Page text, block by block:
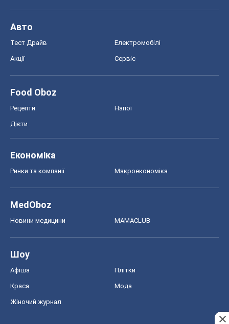
Авто
Тест Драйв Електромобілі
Акції Сервіс
Food Oboz
Рецепти Напої
Дієти
Економіка
Ринки та компанії Макроекономіка
MedOboz
Новини медицини MAMACLUB
Шоу
Афіша Плітки
Краса Мода
Жіночий журнал